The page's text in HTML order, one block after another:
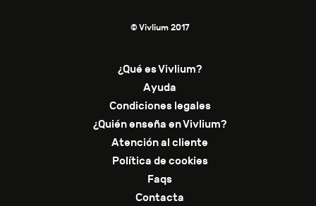
© Vivlium 2017
¿Qué es Vivlium?
Ayuda
Condiciones legales
¿Quién enseña en Vivlium?
Atención al cliente
Política de cookies
Faqs
Contacta